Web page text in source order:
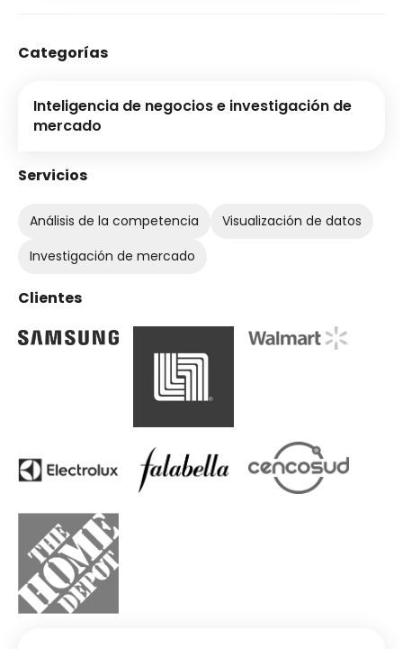
Categorías
Inteligencia de negocios e investigación de
mercado
Servicios
Análisis de la competencia
Visualización de datos
Investigación de mercado
Clientes